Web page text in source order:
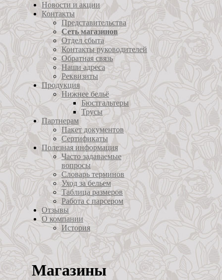
Новости и акции
Контакты
Представительства
Сеть магазинов
Отдел сбыта
Контакты руководителей
Обратная связь
Наши адреса
Реквизиты
Продукция
Нижнее бельё
Бюстгальтеры
Трусы
Партнерам
Пакет документов
Сертификаты
Полезная информация
Часто задаваемые
вопросы
Словарь терминов
Уход за бельем
Таблица размеров
Работа с парсером
Отзывы
О компании
История
Магазины